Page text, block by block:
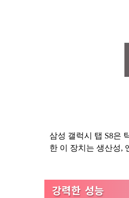
삼성 갤럭시 탭 S8은
한 이 장치는 생산성,
강력한 성능